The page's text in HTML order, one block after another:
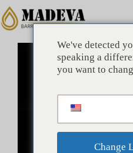
コ
ン
テ
コマーシャル
We've detected
speaking a
you want to
Change